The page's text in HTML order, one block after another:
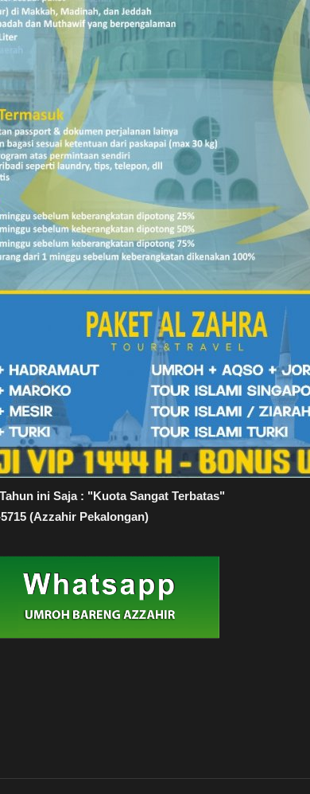
ini Saja : "Kuota Sangat Terbatas"
(Azzahir Pekalongan)